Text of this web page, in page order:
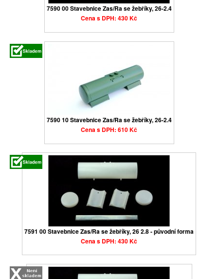
7590 00 Stavebnice Zas/Ra se žebříky, 26-2.4
Cena s DPH: 430 Kč
7590 10 Stavebnice Zas/Ra se žebříky, 26-2.4
Cena s DPH: 610 Kč
7591 00 Stavebnice Zas/Ra se žebříky, 26 2.8 - původní forma
Cena s DPH: 430 Kč